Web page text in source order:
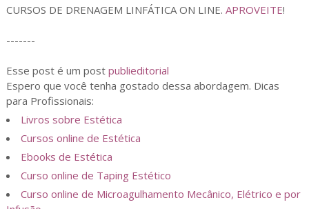
CURSOS DE DRENAGEM LINFÁTICA ON LINE. APROVEITE!
-------
Esse post é um post publieditorial
Espero que você tenha gostado dessa abordagem. Dicas
para Profissionais:
Livros sobre Estética
Cursos online de Estética
Ebooks de Estética
Curso online de Taping Estético
Curso online de Microagulhamento Mecânico, Elétrico e por